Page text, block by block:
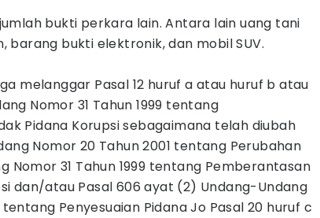
bukti perkara lain. Antara lain uang tani
barang bukti elektronik, dan mobil SUV.
melanggar Pasal 12 huruf a atau huruf b atau
Nomor 31 Tahun 1999 tentang
Pidana Korupsi sebagaimana telah diubah
Nomor 20 Tahun 2001 tentang Perubahan
Nomor 31 Tahun 1999 tentang Pemberantasan
dan/atau Pasal 606 ayat (2) Undang-Undang
tentang Penyesuaian Pidana Jo Pasal 20 huruf c